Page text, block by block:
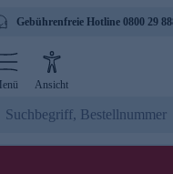
Gebührenfreie Hotline 0800 29
Ansicht